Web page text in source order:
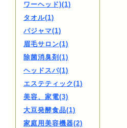
ワーヘッド)(1)
タオル(1)
パジャマ(1)
眉毛サロン(1)
除菌消臭剤(1)
ヘッドスパ(1)
エステティック(1)
美容、家電(3)
大豆発酵食品(1)
家庭用美容機器(2)